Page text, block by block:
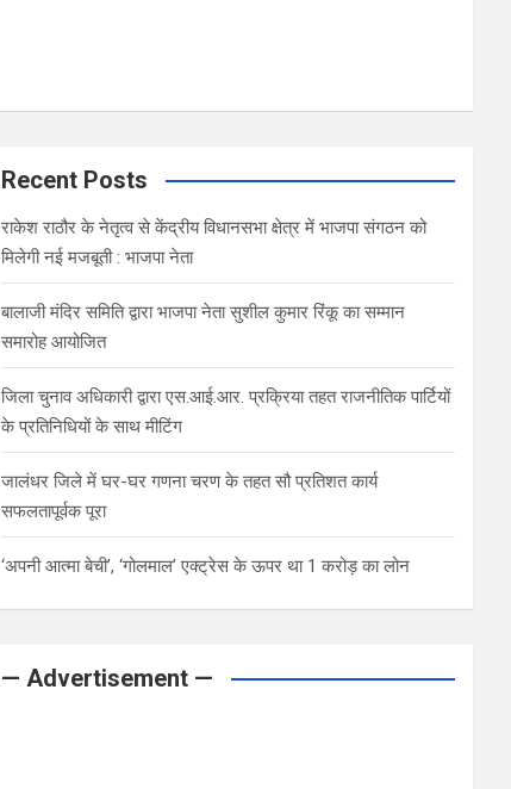
Recent Posts
राकेश राठौर के नेतृत्व से केंद्रीय विधानसभा क्षेत्र में भाजपा संगठन को
मिलेगी नई मजबूती : भाजपा नेता
बालाजी मंदिर समिति द्वारा भाजपा नेता सुशील कुमार रिंकू का सम्मान
समारोह आयोजित
जिला चुनाव अधिकारी द्वारा एस.आई.आर. प्रक्रिया तहत राजनीतिक पार्टियों
के प्रतिनिधियों के साथ मीटिंग
जालंधर जिले में घर-घर गणना चरण के तहत सौ प्रतिशत कार्य
सफलतापूर्वक पूरा
‘अपनी आत्मा बेची’, ‘गोलमाल’ एक्ट्रेस के ऊपर था 1 करोड़ का लोन
— Advertisement —